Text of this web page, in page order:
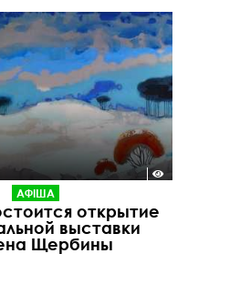
АФІША
открытие
выставки
Щербины